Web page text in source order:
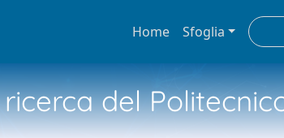
Home Sfoglia
del